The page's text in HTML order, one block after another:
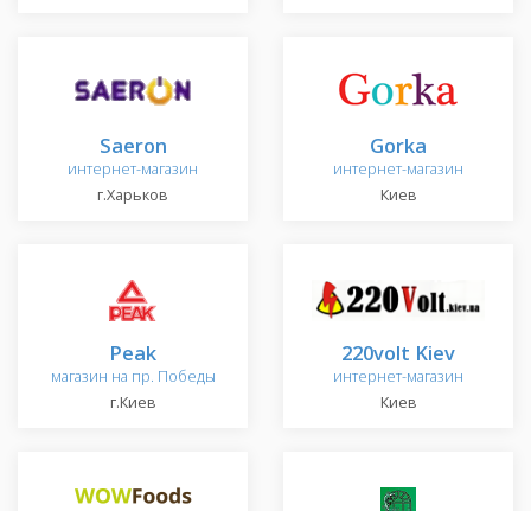
Saeron
интернет-магазин
г.Харьков
Gorka
интернет-магазин
Киев
Peak
магазин на пр. Победы
г.Киев
220volt Kiev
интернет-магазин
Киев